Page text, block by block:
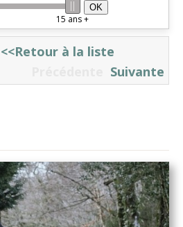
15 ans +
OK
<<Retour à la liste
Suivante